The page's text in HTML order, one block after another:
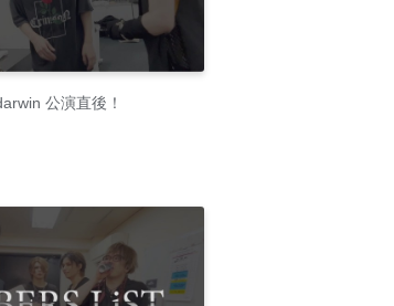
公演直後！